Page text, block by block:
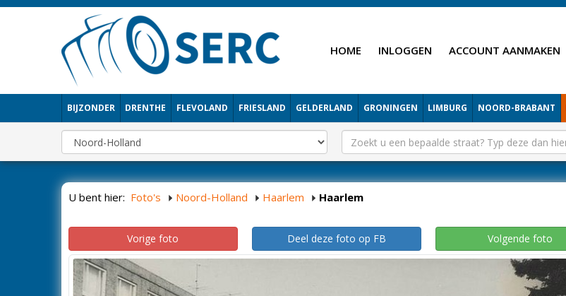
HOME INLOGGEN ACCOUNT AANMAKEN
BIJZONDER DRENTHE FLEVOLAND FRIESLAND GELDERLAND GRONINGEN LIMBURG NOORD-BRABANT
U bent hier: Foto's Noord-Holland Haarlem Haarlem
Vorige foto Deel deze foto op FB Volgende foto